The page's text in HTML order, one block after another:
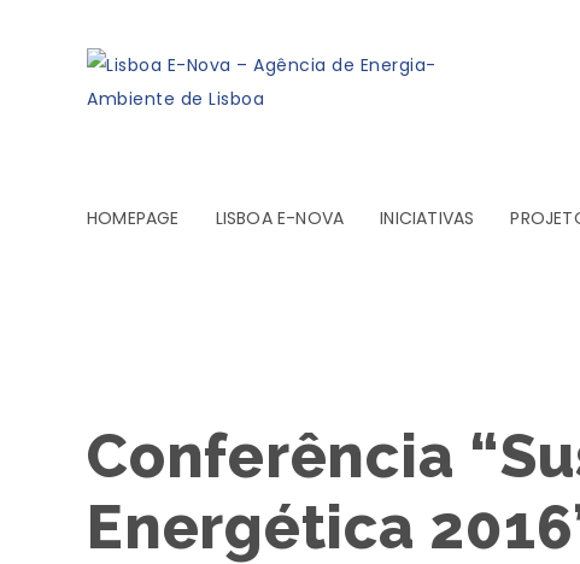
HOMEPAGE LISBOA E-NOVA INICIATIVAS
Conferência
Energética